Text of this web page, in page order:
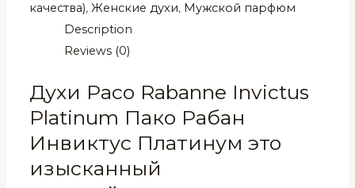
Platinum
Рабан
Платинум
80
мл
(копия)
качества),Женские духи, Мужской парфюм
Description
Reviews (0)
Духи Paco Rabanne Invictus
Platinum Пако Рабан
Инвиктус Платинум это
изысканный